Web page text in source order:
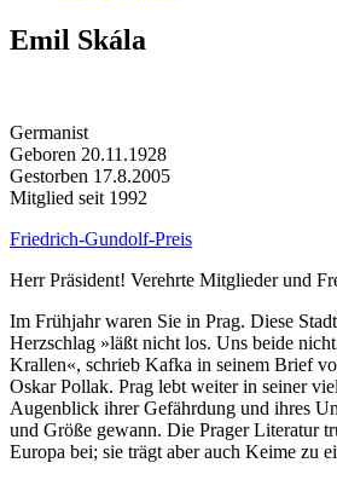
Emil Skála
Germanist
Geboren 20.11.1928
Gestorben 17.8.2005
Mitglied seit 1992
Friedrich-Gundolf-Preis
Herr Präsident! Verehrte Mitglieder und
Im Frühjahr waren Sie in Prag. Diese
Herzschlag »läßt nicht los. Uns beide
Krallen«, schrieb Kafka in seinem Brief
Oskar Pollak. Prag lebt weiter in seiner
Augenblick ihrer Gefährdung und ihres
und Größe gewann. Die Prager Literatur
Europa bei; sie trägt aber auch Keime zu